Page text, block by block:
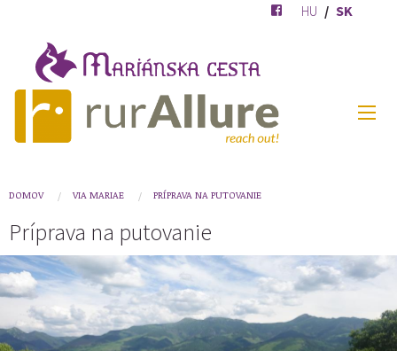
hlavný
obsah
HU SK
You
are
here
DOMOV VIA MARIAE PRÍPRAVA NA PUTOVANIE
Príprava na putovanie